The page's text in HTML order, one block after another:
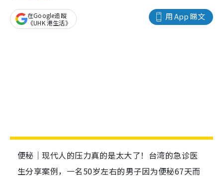
用 App 睇文
在Google追蹤
《UHK 港生活》
便秘｜现代人的压力真的是太大了！台湾的急诊医
生分享案例，一名50岁左右的男子因为便秘67天而